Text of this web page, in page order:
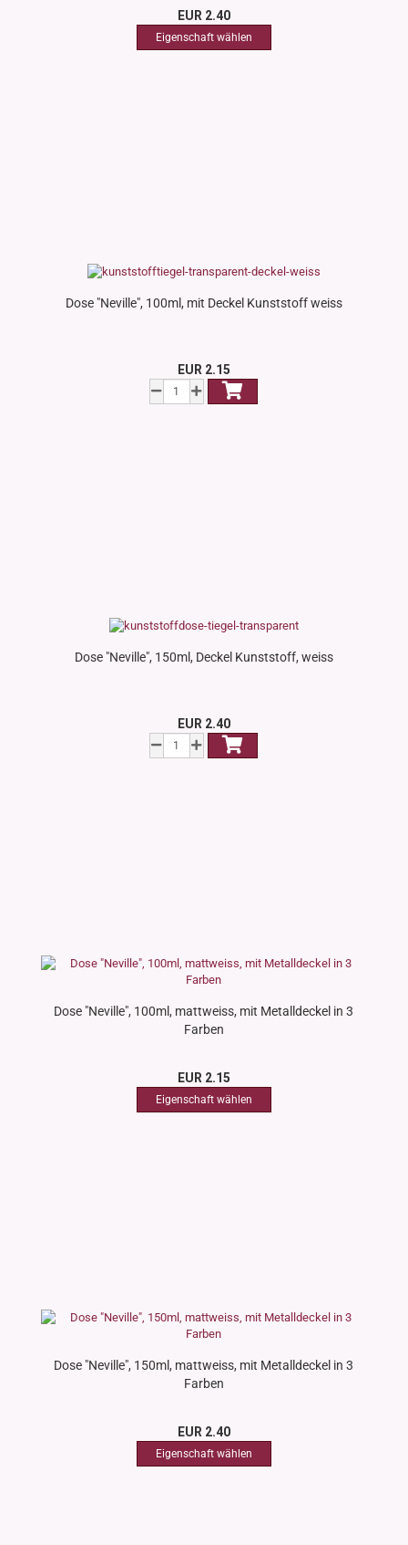
EUR 2.40
Dose "Neville", 100ml, mit Deckel Kunststoff weiss
EUR 2.15
Dose "Neville", 150ml, Deckel Kunststoff, weiss
EUR 2.40
Dose "Neville", 100ml, mattweiss, mit Metalldeckel in 3
Farben
EUR 2.15
Dose "Neville", 150ml, mattweiss, mit Metalldeckel in 3
Farben
EUR 2.40